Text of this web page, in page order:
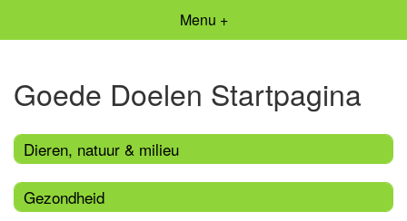
Menu +
Goede Doelen Startpagina
Dieren, natuur & milieu
Gezondheid